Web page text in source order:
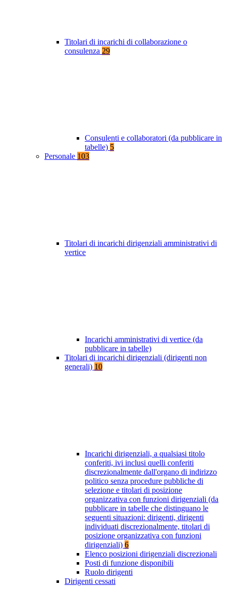
Titolari di incarichi di collaborazione o
consulenza 29
Consulenti e collaboratori (da pubblicare in
tabelle) 5
Personale 103
Titolari di incarichi dirigenziali amministrativi di
vertice
Incarichi amministrativi di vertice (da
pubblicare in tabelle)
Titolari di incarichi dirigenziali (dirigenti non
generali) 10
Incarichi dirigenziali, a qualsiasi titolo
conferiti, ivi inclusi quelli conferiti
discrezionalmente dall'organo di indirizzo
politico senza procedure pubbliche di
selezione e titolari di posizione
organizzativa con funzioni dirigenziali (da
pubblicare in tabelle che distinguano le
seguenti situazioni: dirigenti, dirigenti
individuati discrezionalmente, titolari di
posizione organizzativa con funzioni
dirigenziali) 6
Elenco posizioni dirigenziali discrezionali
Posti di funzione disponibili
Ruolo dirigenti
Dirigenti cessati